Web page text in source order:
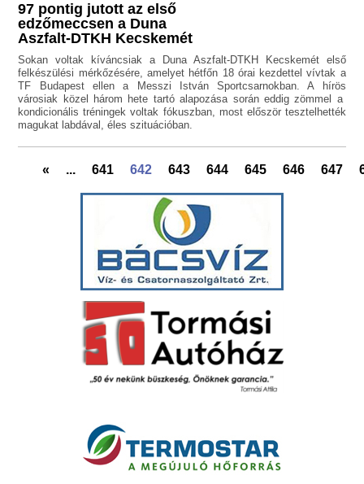
97 pontig jutott az első
edzőmeccsen a Duna
Aszfalt-DTKH Kecskemét
Sokan voltak kíváncsiak a Duna Aszfalt-DTKH Kecskemét első
felkészülési mérkőzésére, amelyet hétfőn 18 órai kezdettel vívtak a
TF Budapest ellen a Messzi István Sportcsarnokban. A hírös
városiak közel három hete tartó alapozása során eddig zömmel a
kondicionális tréningek voltak fókuszban, most először tesztelhették
magukat labdával, éles szituációban.
« ... 641 642 643 644 645 646 647